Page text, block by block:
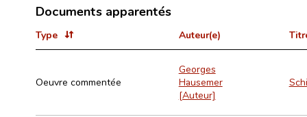
Documents apparentés
Type Auteur(e)
Oeuvre commentée
Georges
Hausemer
[Auteur]